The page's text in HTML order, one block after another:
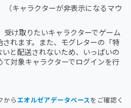
（キャラクターが非表示になるマウ
け取りたいキャラクターでゲーム
れます。また、モグレターの「特
と配送されないため、いっぱいの
対象キャラクターでログインを行
からエオルゼアデータベースをご確認く